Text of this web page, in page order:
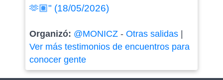
🫶🏽" (18/05/2026)
Organizó: @MONICZ- Otras salidas|
Ver más testimonios de encuentros para
conocer gente